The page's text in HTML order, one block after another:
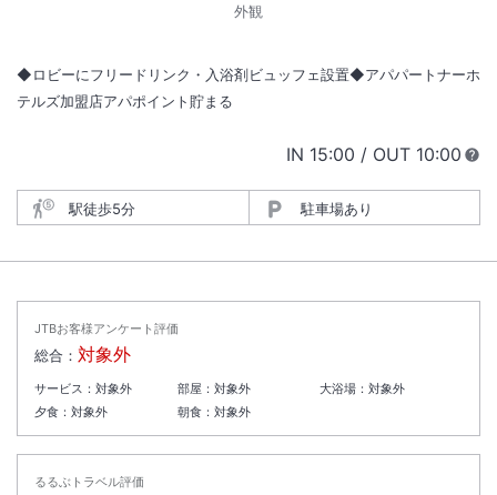
外観
◆ロビーにフリードリンク・入浴剤ビュッフェ設置◆アパパートナーホ
テルズ加盟店アパポイント貯まる
IN チェックイン
15:00 / OUT チェック
10:00
駅徒歩5分 駐車場あり
JTBお客様アンケート評価
総合： 対象外
サービス： 対象外 部屋： 対象外 大浴場：対象外
夕食： 対象外 朝食： 対象外
るるぶトラベル評価